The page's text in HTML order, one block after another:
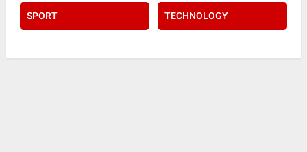
SPORT TECHNOLOGY